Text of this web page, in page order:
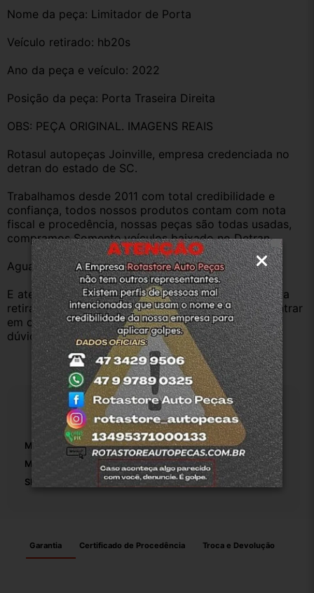
Nome da peça: Limitador de Porta
Veículo retirado: hb20s
Ano da peça e veículo: 2022
Posição da peça: Porta Traseira Direita
OBS: PEÇA ORIGINAL. IMAGENS REAIS
Rotasul autopeças Joinville, empresa credenciada no
detran do estado de SC.
Trabalhamos desde 2011 com total credibilidade e
confiança, todos nossos produtos contam com nota
fiscal e procedência, nossas peças são todas usadas,
compramos Somente veículos baixado no Detran.
Aguardamos sua pergunta ou compra.
E atenderemos o quanto antes, caso o cliente prefira
retirar na nossa loja física também aceitamos, só entrar
em contato com a equipe Rotasul e tiramos suas
dúvidas.
Especificações
Marca: Hyundai
Modelo: Hb20s
SKU: 1
Garantia Certificado de Procedência Troca e Devolução